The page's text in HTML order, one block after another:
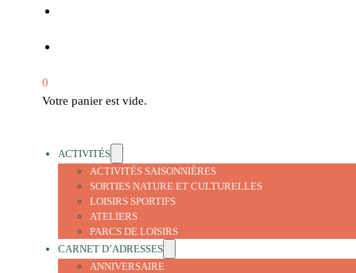
0
Votre panier est vide.
ACTIVITÉS
ACTIVITÉS SAISONNIÈRES
SORTIES NATURE ET CULTURELLES
LOISIRS SPORTIFS
ATELIERS
PARCS DE LOISIRS
CARNET D’ADRESSES
ANNIVERSAIRE